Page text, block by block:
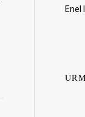
Enel